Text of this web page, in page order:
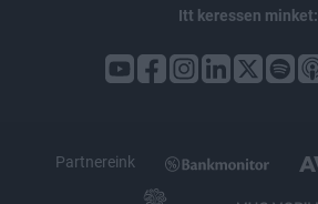
Itt keressen minket:
Partnereink